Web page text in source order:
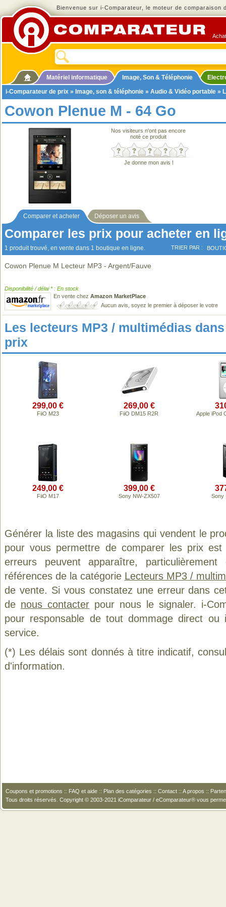
Bienvenue sur i-Comparateur, le moteur de comparaison
Matériel informatique Image, Son & Téléphonie
i-Comparateur de prix » Image, son & téléphonie » Audio & Vidéo portable »
Cowon Plenue M - 64 Go
Nos visiteurs n'ont pas encore
noté ce produit
Je donne mon avis !
Comparer et acheter Déposer un avis
Comparer les prix pour acheter en
1 produit trouvé, en vente dans 1 boutique en ligne. TRIER PAR :
Cowon Plenue M Lecteur MP3 - Argent/Fauve
Disponibilité / délai * : En stock
En vente chez Amazon MarketPlace
Aucun avis, soyez le premier à déposer le votre
Les lecteurs MP3 / multimédias
prix
299,00 €
FiiO M23
269,00 €
FiiO DM15 R2R Apple iPod
249,00 €
FiiO M17
399,00 €
Sony NW-ZX507 Sony
Générer la liste des magasins qui vendent le
pour vous permettre de comparer les prix
erreurs peuvent apparaître,
références de la catégorie Lecteurs MP3 /
de vente. Si vous constatez une erreur dans
de nous contacter pour nous le signaler. i-
pour responsable de tout dommage direct
service.
(*) Les délais sont donnés à titre indicatif,
d'information.
Coupons et promotions :: FAQ et aide :: Plan des catégories :: Contact :: A propos ::
Tous droits réservés. Copyright © 2003-2021 iComparateur / eComparateur® vous